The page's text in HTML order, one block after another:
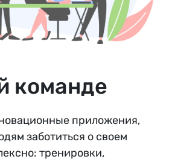
команде
приложения,
заботиться о своем
тренировки,